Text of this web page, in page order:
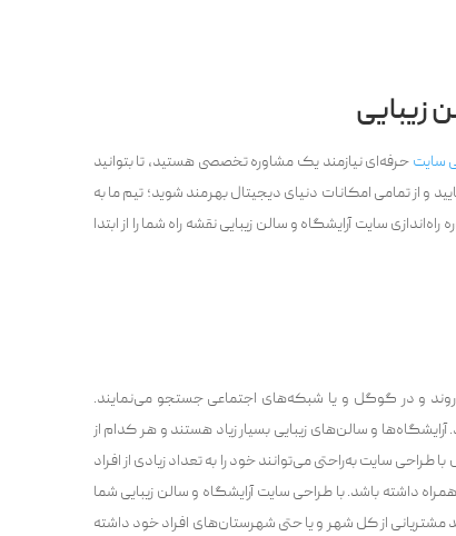
زیبایی
سایت حرفه‌ای نیازمند یک مشاوره تخصصی هستید، تا بتوانید
بهترین تصمیم را برای طراحی سایت آرایشگاه و سالن زیبایی خود اتخاذ نمایید و از تمامی امکانات دنیای دیجیتال بهر‌‎مند شوید؛ تیم ما به
سایت آرایشگاه و سالن زیبایی نقشه راه شما را از ابتدا
و در گوگل و یا شبکه‌های اجتماعی جستجو می‌‌نمایند.
و سالن‌های زیبایی بسیار زیاد هستند و هر کدام از
سایت به‌راحتی می‌‌توانند خود را به تعداد زیادی از افراد
داشته باشد. با طراحی سایت آرایشگاه و سالن زیبایی شما
از کل شهر و یا حتی شهرستان‌های افراد خود داشته